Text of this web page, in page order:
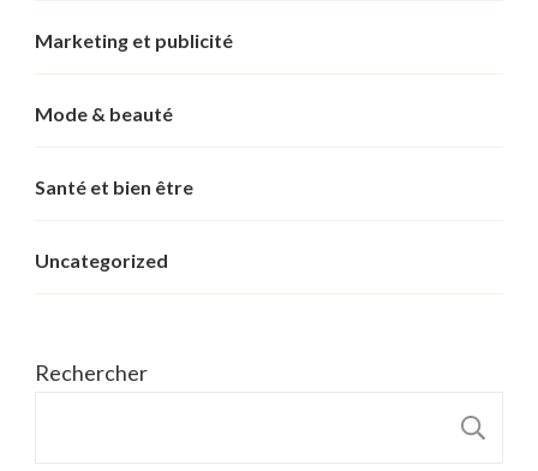
Marketing et publicité
Mode & beauté
Santé et bien être
Uncategorized
Rechercher